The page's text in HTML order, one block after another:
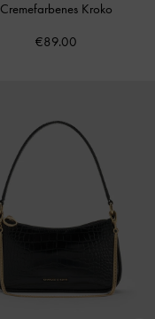
Cremefarbenes Kroko
€89.00